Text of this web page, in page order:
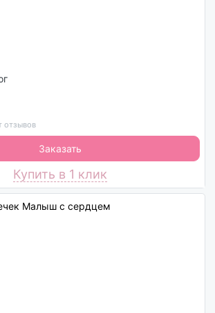
отзывов
Заказать
Купить в 1 клик